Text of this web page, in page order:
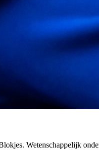
Wetenschappelijk